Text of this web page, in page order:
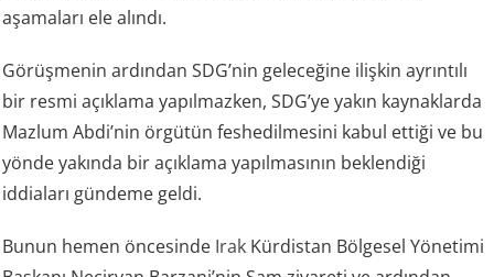
aşamaları ele alındı.
Görüşmenin ardından SDG’nin geleceğine ilişkin ayrıntılı
bir resmi açıklama yapılmazken, SDG’ye yakın kaynaklarda
Mazlum Abdi’nin örgütün feshedilmesini kabul ettiği ve bu
yönde yakında bir açıklama yapılmasının beklendiği
iddiaları gündeme geldi.
Bunun hemen öncesinde Irak Kürdistan Bölgesel Yönetimi